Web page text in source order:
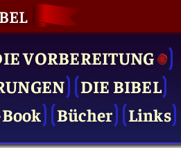
VOR­BEREITUNG
DIE BIBEL
Bücher Links